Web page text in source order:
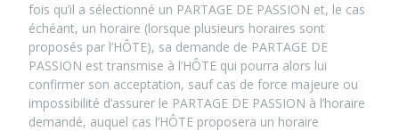
fois qu’il a sélectionné un PARTAGE DE PASSION et, le cas
échéant, un horaire (lorsque plusieurs horaires sont
proposés par l’HÔTE), sa demande de PARTAGE DE
PASSION est transmise à l’HÔTE qui pourra alors lui
confirmer son acceptation, sauf cas de force majeure ou
impossibilité d’assurer le PARTAGE DE PASSION à l’horaire
demandé, auquel cas l’HÔTE proposera un horaire